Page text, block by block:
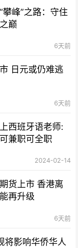
峰”之路：守住
巅
6天前
日元或仍难逃
6天前
西班牙语老师:
兼职可全职
2024-02-14
货上市 香港离
再升级
6天前
将影响华侨华人